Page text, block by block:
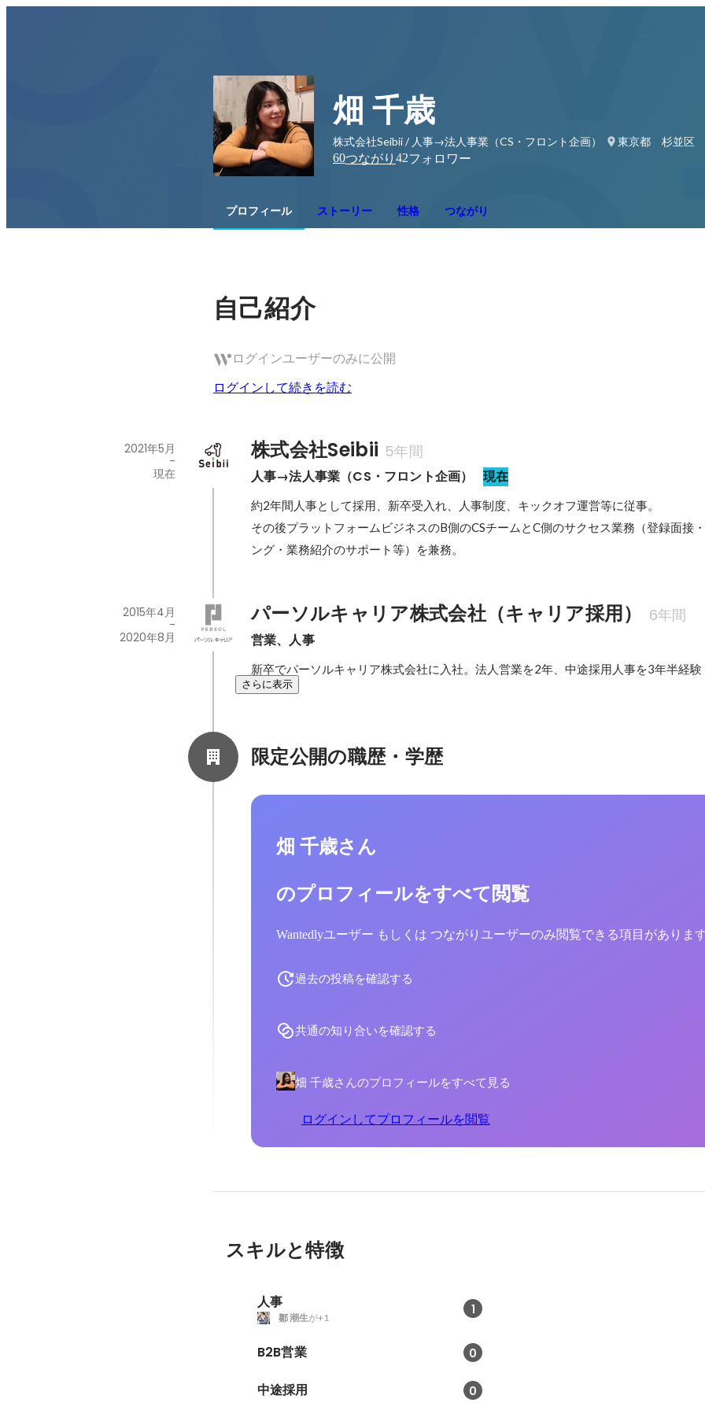
畑 千歳
株式会社Seibii / 人事→法人事業（CS・フロント企画）
東京都 杉並区
60つながり 42フォロワー
プロフィール ストーリー 性格 つながり
自己紹介
ログインユーザーのみに公開
ログインして続きを読む
株式会社Seibii 5年間
人事→法人事業（CS・フロント企画） 現在
2021年5月
-
現在
約2年間人事として採用、新卒受入れ、人事制度、キックオフ運営等に従事。
その後プラットフォームビジネスのB側のCSチームとC側のサクセス業務（登録面接
ング・業務紹介のサポート等）を兼務。
パーソルキャリア株式会社（キャリア採用） 6年間
営業、人事
2015年4月
-
2020年8月
新卒でパーソルキャリア株式会社に入社。法人営業を2年、中途採用人事を3年半経験
さらに表示
限定公開の職歴・学歴
畑 千歳さん
のプロフィールをすべて閲覧
Wantedlyユーザー もしくは つながりユーザーのみ閲覧できる項目がありま
過去の投稿を確認する
共通の知り合いを確認する
畑 千歳さんのプロフィールをすべて見る
ログインしてプロフィールを閲覧
スキルと特徴
人事 1
鄒 潮生が+1
B2B営業 0
中途採用 0